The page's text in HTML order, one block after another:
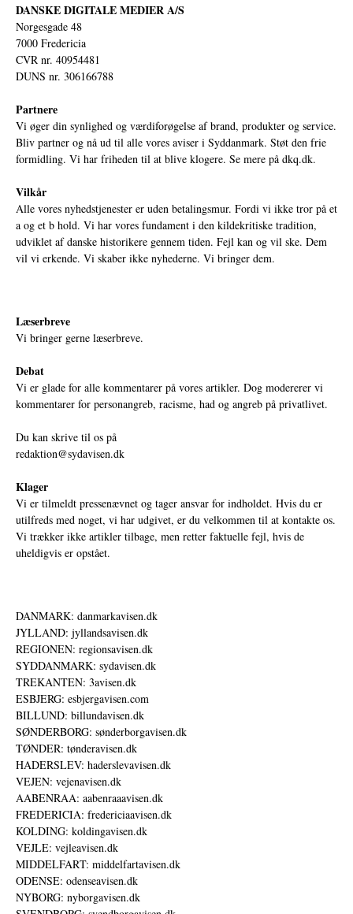
DANSKE DIGITALE MEDIER A/S
Norgesgade 48
7000 Fredericia
CVR nr. 40954481
DUNS nr. 306166788
Partnere
Vi øger din synlighed og værdiforøgelse af brand, produkter og service.
Bliv partner og nå ud til alle vores aviser i Syddanmark. Støt den frie
formidling. Vi har friheden til at blive klogere. Se mere på dkq.dk.
Vilkår
Alle vores nyhedstjenester er uden betalingsmur. Fordi vi ikke tror på et
a og et b hold. Vi har vores fundament i den kildekritiske tradition,
udviklet af danske historikere gennem tiden. Fejl kan og vil ske. Dem
vil vi erkende. Vi skaber ikke nyhederne. Vi bringer dem.
Læserbreve
Vi bringer gerne læserbreve.
Debat
Vi er glade for alle kommentarer på vores artikler. Dog modererer vi
kommentarer for personangreb, racisme, had og angreb på privatlivet.
Du kan skrive til os på
redaktion@sydavisen.dk
Klager
Vi er tilmeldt pressenævnet og tager ansvar for indholdet. Hvis du er
utilfreds med noget, vi har udgivet, er du velkommen til at kontakte os.
Vi trækker ikke artikler tilbage, men retter faktuelle fejl, hvis de
uheldigvis er opstået.
DANMARK: danmarkavisen.dk
JYLLAND: jyllandsavisen.dk
REGIONEN: regionsavisen.dk
SYDDANMARK: sydavisen.dk
TREKANTEN: 3avisen.dk
ESBJERG: esbjergavisen.com
BILLUND: billundavisen.dk
SØNDERBORG: sønderborgavisen.dk
TØNDER: tønderavisen.dk
HADERSLEV: haderslevavisen.dk
VEJEN: vejenavisen.dk
AABENRAA: aabenraaavisen.dk
FREDERICIA: fredericiaavisen.dk
KOLDING: koldingavisen.dk
VEJLE: vejleavisen.dk
MIDDELFART: middelfartavisen.dk
ODENSE: odenseavisen.dk
NYBORG: nyborgavisen.dk